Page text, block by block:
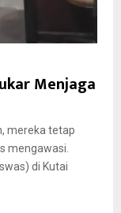
Menjaga
mereka tetap
mengawasi.
di Kutai